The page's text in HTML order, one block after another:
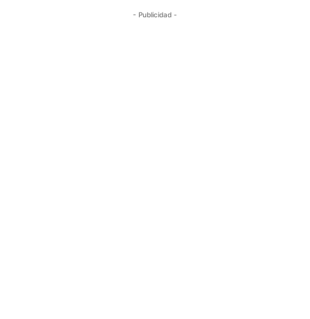
- Publicidad -